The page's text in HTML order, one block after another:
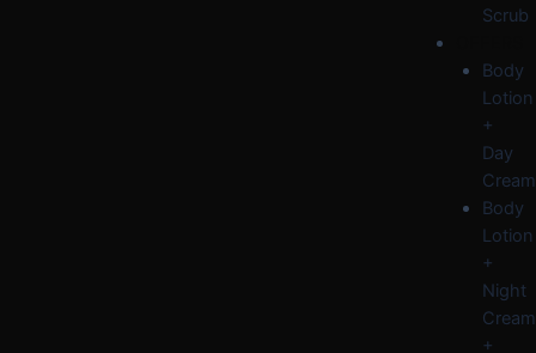
Scrub
Body
Lotion
+
Day
Cream
Body
Lotion
+
Night
Cream
+